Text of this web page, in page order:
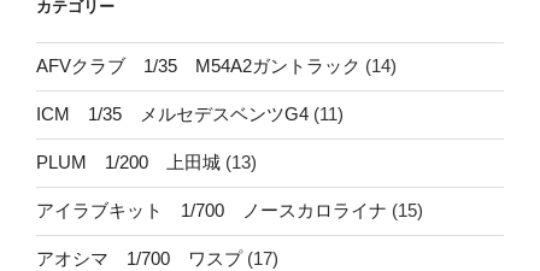
カテゴリー
AFVクラブ 1/35 M54A2ガントラック (14)
ICM 1/35 メルセデスベンツG4 (11)
PLUM 1/200 上田城 (13)
アイラブキット 1/700 ノースカロライナ (15)
アオシマ 1/700 ワスプ(17)